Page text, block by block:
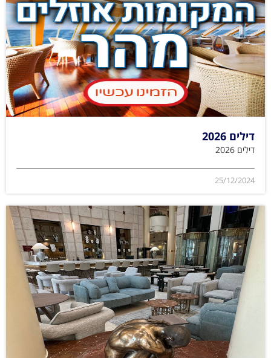
דילים 2026
דילים 2026
25/12/2024